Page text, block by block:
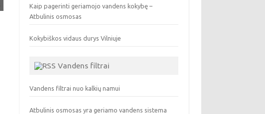
Kaip pagerinti geriamojo vandens kokybę –
Atbulinis osmosas
Kokybiškos vidaus durys Vilniuje
Vandens filtrai
Vandens filtrai nuo kalkių namui
Atbulinis osmosas yra geriamo vandens sistema